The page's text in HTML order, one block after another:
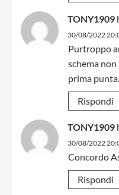
TONY1909
30/08/2022
Purtroppo
schema non
prima punta.
Rispondi
TONY1909
30/08/2022
Concordo
Rispondi